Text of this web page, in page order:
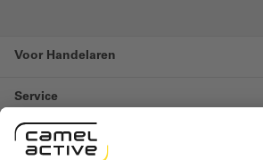
Voor Handelaren
Service
Informatie